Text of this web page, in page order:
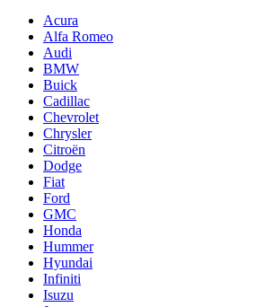
Acura
Alfa Romeo
Audi
BMW
Buick
Cadillac
Chevrolet
Chrysler
Citroën
Dodge
Fiat
Ford
GMC
Honda
Hummer
Hyundai
Infiniti
Isuzu